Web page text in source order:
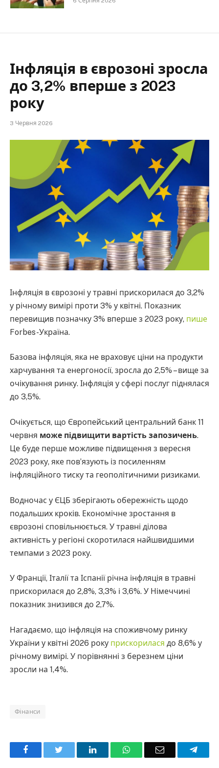
Інфляція в єврозоні зросла
до 3,2% вперше з 2023
року
3 Червня 2026
Інфляція в єврозоні у травні прискорилася до 3,2%
у річному вимірі проти 3% у квітні. Показник
перевищив позначку 3% вперше з 2023 року, пише
Forbes-Україна.
Базова інфляція, яка не враховує ціни на продукти
харчування та енергоносії, зросла до 2,5% – вище за
очікування ринку. Інфляція у сфері послуг піднялася
до 3,5%.
Очікується, що Європейський центральний банк 11
червня може підвищити вартість запозичень.
Це буде перше можливе підвищення з вересня
2023 року, яке пов’язують із посиленням
інфляційного тиску та геополітичними ризиками.
Водночас у ЄЦБ зберігають обережність щодо
подальших кроків. Економічне зростання в
єврозоні сповільнюється. У травні ділова
активність у регіоні скоротилася найшвидшими
темпами з 2023 року.
У Франції, Італії та Іспанії річна інфляція в травні
прискорилася до 2,8%, 3,3% і 3,6%. У Німеччині
показник знизився до 2,7%.
Нагадаємо, що інфляція на споживчому ринку
України у квітні 2026 року прискорилася до 8,6% у
річному вимірі. У порівнянні з березнем ціни
зросли на 1,4%.
Фінанси
Facebook LinkedInWhatsAppEmail